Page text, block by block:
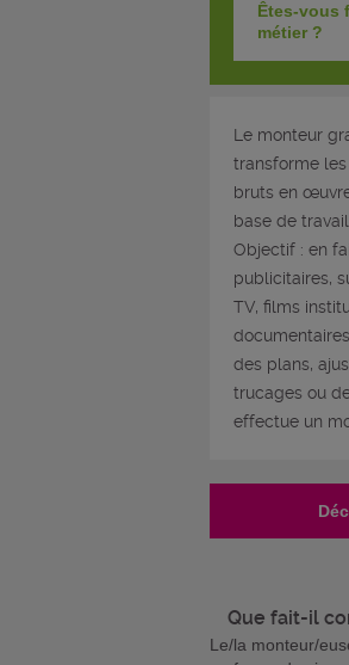
Êtes-vous
métier ?
Le monteur
transforme
bruts en
base de
Objectif : en
publicitaires,
TV, films
des plans,
trucages ou
effectue un
Que fait-il
Le/la monteur/